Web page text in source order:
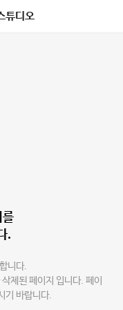
튜디오
를
.
니다.
제된 페이지 입니다. 페이
기 바랍니다.